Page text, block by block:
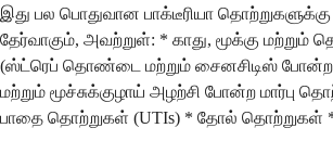
இது பல பொதுவான பாக்டீரியா தொற்றுகளுக்கு
தேர்வாகும், அவற்றுள்: * காது, மூக்கு
(ஸ்ட்ரெப் தொண்டை மற்றும் சைனசிடிஸ்
மற்றும் மூச்சுக்குழாய் அழற்சி போன்ற மார்பு
பாதை தொற்றுகள் (UTIs) * தோல் தொற்றுகள் *